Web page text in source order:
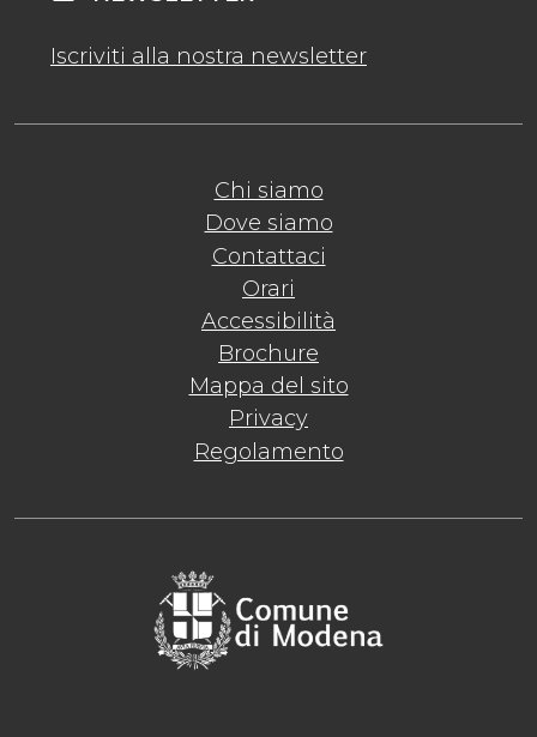
Chi siamo
Dove siamo
Contattaci
Orari
Accessibilità
Brochure
Mappa del sito
Privacy
Regolamento
Iscriviti alla nostra newsletter